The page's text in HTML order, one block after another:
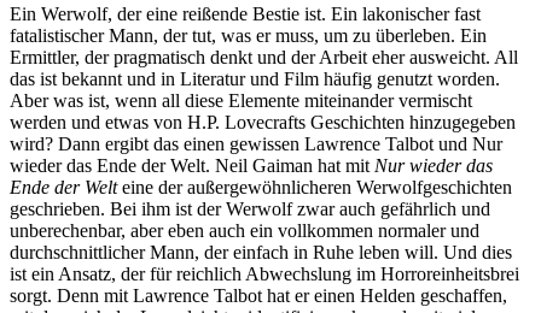
Ein Werwolf, der eine reißende Bestie ist. Ein lakonischer fast
fatalistischer Mann, der tut, was er muss, um zu überleben. Ein
Ermittler, der pragmatisch denkt und der Arbeit eher ausweicht. All
das ist bekannt und in Literatur und Film häufig genutzt worden.
Aber was ist, wenn all diese Elemente miteinander vermischt
werden und etwas von H.P. Lovecrafts Geschichten hinzugegeben
wird? Dann ergibt das einen gewissen Lawrence Talbot und Nur
wieder das Ende der Welt. Neil Gaiman hat mit Nur wieder das
Ende der Welteine der außergewöhnlicheren Werwolfgeschichten
geschrieben. Bei ihm ist der Werwolf zwar auch gefährlich und
unberechenbar, aber eben auch ein vollkommen normaler und
durchschnittlicher Mann, der einfach in Ruhe leben will. Und dies
ist ein Ansatz, der für reichlich Abwechslung im Horroreinheitsbrei
sorgt. Denn mit Lawrence Talbot hat er einen Helden geschaffen,